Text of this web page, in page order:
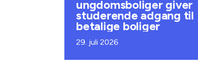
ungdomsboliger giver
studerende adgang til
betalige boliger
29. juli 2026